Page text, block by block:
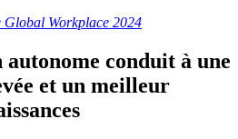
Global Workplace 2024
conduit à une
et un meilleur